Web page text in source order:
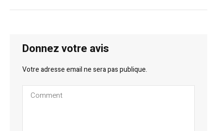
Donnez votre avis
Votre adresse email ne sera pas publique.